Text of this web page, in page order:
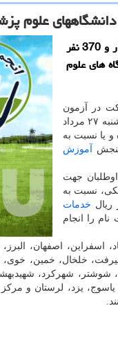
دانشگاههای علوم
انجمن گلف: برمبنای اعلام وزارت بهداشت، تعداد 43 هزار و 370 نفر
های علوم
در آزمون
استخدامی دانشگاه های علوم پزشکی سال ۹۹ تا روز دوشنبه ۲۷ مرداد
یا نسبت به
آموزش
جهت
نسبت به
خدمات
را انجام
اصفهان، البرز،
خلخال، خمین،
شوشتر، شهرکرد،
یاسوج، یزد، لرستان و